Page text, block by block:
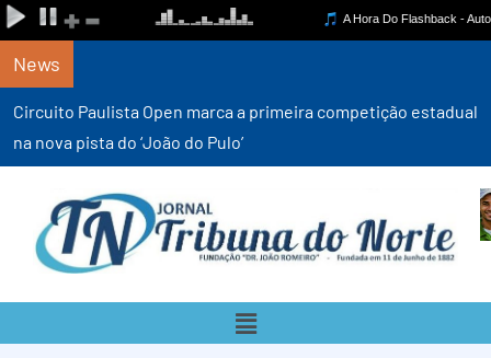
News
Circuito Paulista Open marca a primeira competição estadual
na nova pista do ‘João do Pulo’